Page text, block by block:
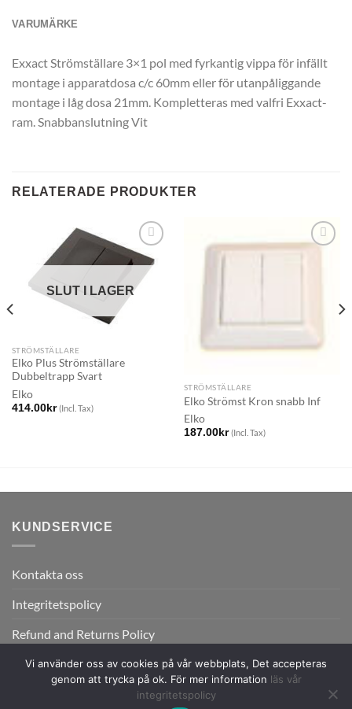
VARUMÄRKE
Exxact Strömställare 3×1 pol med fyrkantig vippa för infällt
montage i apparatdosa c/c 60mm eller för utanpåliggande
montage i låg dosa 21mm. Kompletteras med valfri Exxact-
ram. Snabbanslutning Vit
RELATERADE PRODUKTER
SLUT I LAGER
STRÖMSTÄLLARE
Elko Plus Strömställare
Dubbeltrapp Svart
Elko
414.00kr (Incl. Tax)
STRÖMSTÄLLARE
Elko Strömst Kron snabb Inf
Elko
187.00kr (Incl. Tax)
KUNDSERVICE
Kontakta oss
Integritetspolicy
Refund and Returns Policy
Vi använder oss av cookies på vår webbplats, Det accepteras
genom att trycka på ok. För mer information läs vår
integritetspolicy